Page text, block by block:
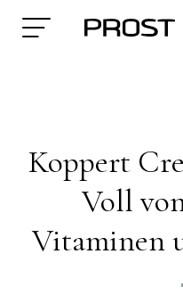
Search
Koppert
Voll
Vitaminen